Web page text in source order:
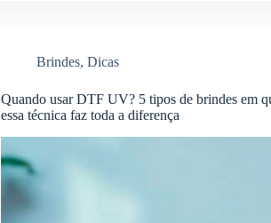
Brindes,Dicas
Quando usar DTF UV? 5 tipos de brindes em
essa técnica faz toda a diferença